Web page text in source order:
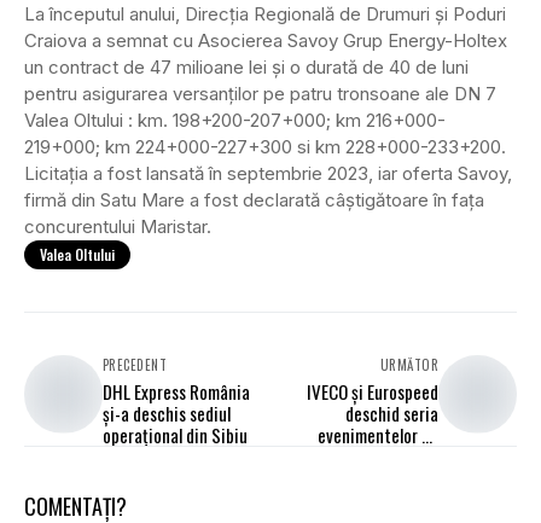
La începutul anului, Direcția Regională de Drumuri și Poduri
Craiova a semnat cu Asocierea Savoy Grup Energy-Holtex
un contract de 47 milioane lei și o durată de 40 de luni
pentru asigurarea versanților pe patru tronsoane ale DN 7
Valea Oltului : km. 198+200-207+000; km 216+000-
219+000; km 224+000-227+300 si km 228+000-233+200.
Licitația a fost lansată în septembrie 2023, iar oferta Savoy,
firmă din Satu Mare a fost declarată câștigătoare în fața
concurentului Maristar.
Valea Oltului
PRECEDENT
DHL Express România
și-a deschis sediul
operațional din Sibiu
URMĂTOR
IVECO și Eurospeed
deschid seria
evenimentelor de
COMENTAȚI?